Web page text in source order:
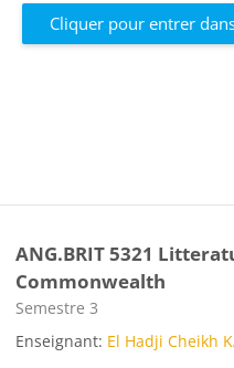
Cliquer pour entrer
ANG.BRIT 5321
Commonwealth
Catégorie de cours
Semestre 3
Enseignant: El Hadji Cheikh